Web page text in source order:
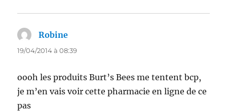
Robine
19/04/2014 à 08:39
oooh les produits Burt’s Bees me tentent bcp,
je m’en vais voir cette pharmacie en ligne de ce
pas